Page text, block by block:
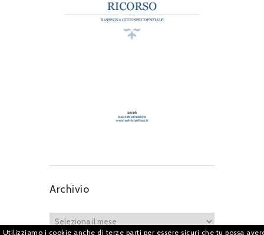
Archivio
Utilizziamo i cookie anche di terze parti per essere sicuri che tu possa